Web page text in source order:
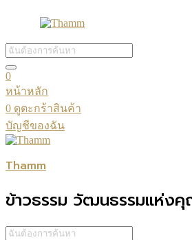
0
หน้าหลัก
0 ดูตะกร้าสินค้า
บัญชีของฉัน
Thamm
ข้าวธรรม วัฒนธรรมแห่ง